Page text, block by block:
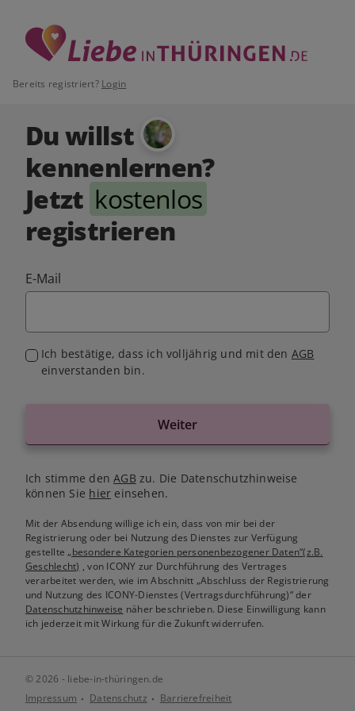
Bereits registriert? Login
Du willst
kennenlernen?
Jetzt kostenlos
registrieren
E-Mail
Ich bestätige, dass ich volljährig und mit den AGB
einverstanden bin.
Weiter
Ich stimme denAGB zu. Die Datenschutzhinweise
können Sie hier einsehen.
Mit der Absendung willige ich ein, dass von mir bei der
Registrierung oder bei Nutzung des Dienstes zur Verfügung
gestellte„besondere Kategorien personenbezogener Daten“(z.B.
Geschlecht) , von ICONY zur Durchführung des Vertrages
verarbeitet werden, wie im Abschnitt „Abschluss der Registrierung
und Nutzung des ICONY-Dienstes (Vertragsdurchführung)“ der
Datenschutzhinweise näher beschrieben. Diese Einwilligung kann
ich jederzeit mit Wirkung für die Zukunft widerrufen.
© 2026 - liebe-in-thüringen.de
Impressum
Datenschutz Barrierefreiheit